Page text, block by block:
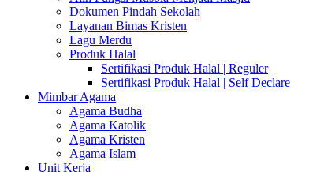
Dokumen Pindah Sekolah
Layanan Bimas Kristen
Lagu Merdu
Produk Halal
Sertifikasi Produk Halal | Reguler
Sertifikasi Produk Halal | Self Declare
Mimbar Agama
Agama Budha
Agama Katolik
Agama Kristen
Agama Islam
Unit Kerja